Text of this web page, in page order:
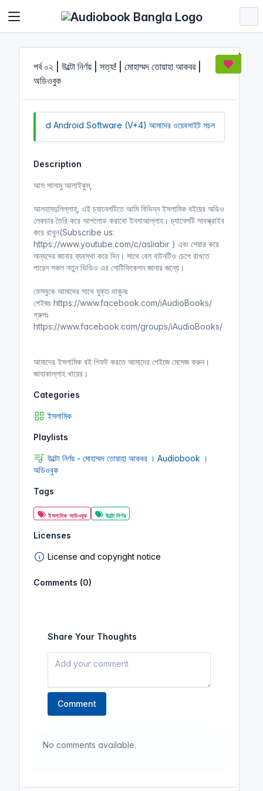
পর্ব ০২ | উল্টো নির্ণয় | সত্য! | মোহাম্মদ তোয়াহা আকবর |
অডিওবুক
Download Android Software (V+4) আমাদের ওয়েবসাইট সচল রাখতে
Description
আস সালামু আলাইকুম,
আলহামদুলিল্লাহ্‌, এই চ্যানেলটিতে আমি বিভিন্ন ইসলামিক বইয়ের অডিও
লেকচার তৈরি করে আপলোড করাবো ইনশাআল্লাহ। চ্যানেলটি সাবস্ক্রাইব
করে রাখুন(Subscribe us:
https://www.youtube.com/c/asliabir ) এবং শেয়ার করে
অন্যদের জানার ব্যবস্থা করে দিন। সাথে বেল বাটনটিও চেপে রাখতে
পারেন সকল নতুন ভিডিও এর নোটিফিকেশন জানার জন্যে।
ফেসবুকে আমাদের সাথে যুক্ত থাকুনঃ
পেইজঃ https://www.facebook.com/iAudioBooks/
গ্রুপঃ
https://www.facebook.com/groups/iAudioBooks/
আমাদের ইসলামিক বই গিফট করতে আমাদের পেইজে মেসেজ করুন।
জাযাকাল্লাহ খায়ের।
Categories
ইসলামিক
Playlists
উল্টো নির্ণয় - মোহাম্মদ তোয়াহা আকবর । Audiobook ।
অডিওবুক
Tags
ইসলামিক অডিওবুক উল্টো নির্ণয়
Licenses
License and copyright notice
Comments (0)
Share Your Thoughts
Comment
No comments available.